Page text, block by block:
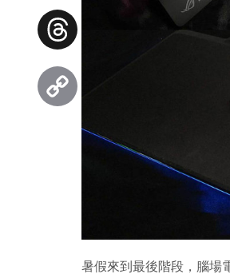
暑假來到最後階段，腦場
Facebook
Threads
Copy